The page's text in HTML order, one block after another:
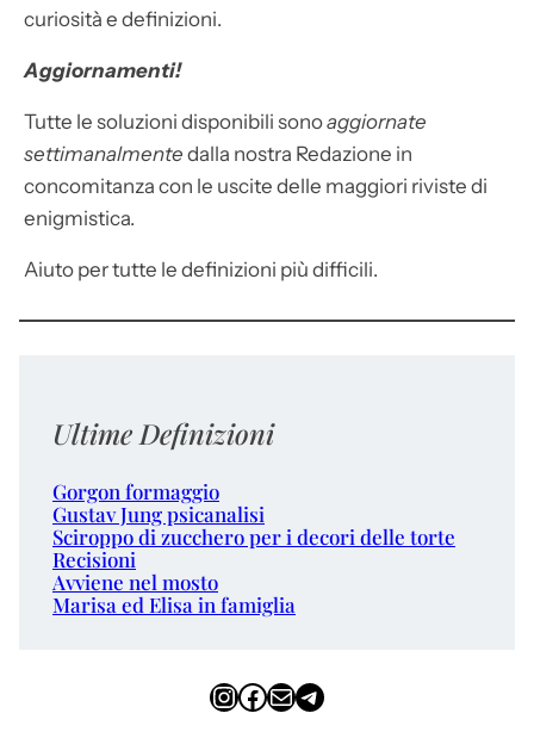
curiosità e definizioni.
Aggiornamenti!
Tutte le soluzioni disponibili sonoaggiornate
settimanalmente dalla nostra Redazione in
concomitanza con le uscite delle maggiori riviste di
enigmistica.
Aiuto per tutte le definizioni più difficili.
Ultime Definizioni
Gorgon formaggio
Gustav Jung psicanalisi
Sciroppo di zucchero per i decori delle torte
Recisioni
Avviene nel mosto
Marisa ed Elisa in famiglia
InstagramFacebook Email Telegram